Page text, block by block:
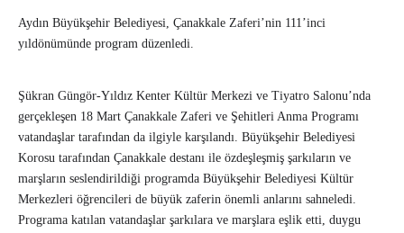
Aydın Büyükşehir Belediyesi, Çanakkale Zaferi’nin 111’inci
yıldönümünde program düzenledi.
Şükran Güngör-Yıldız Kenter Kültür Merkezi ve Tiyatro Salonu’nda
gerçekleşen 18 Mart Çanakkale Zaferi ve Şehitleri Anma Programı
vatandaşlar tarafından da ilgiyle karşılandı. Büyükşehir Belediyesi
Korosu tarafından Çanakkale destanı ile özdeşleşmiş şarkıların ve
marşların seslendirildiği programda Büyükşehir Belediyesi Kültür
Merkezleri öğrencileri de büyük zaferin önemli anlarını sahneledi.
Programa katılan vatandaşlar şarkılara ve marşlara eşlik etti, duygu